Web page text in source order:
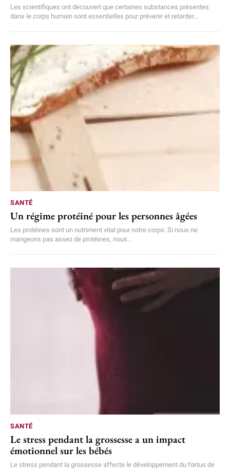
Les scientifiques ont découvert que certaines substances présentes
dans le corps humain sont essentielles pour prévenir et retarder...
SANTÉ
Un régime protéiné pour les personnes âgées
Les protéines sont un nutriment vital pour notre corps. Si nous ne
mangeons pas assez de protéines, nous...
SANTÉ
Le stress pendant la grossesse a un impact
émotionnel sur les bébés
Le stress pendant la grossesse affecte le développement du fœtus de